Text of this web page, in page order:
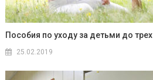
Пособия по уходу за детьми до
25.02.2019